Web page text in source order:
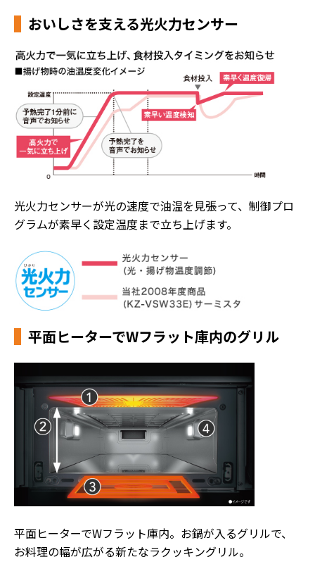
おいしさを支える光火力センサー
光火力センサーが光の速度で油温を見張って、制御プロ
グラムが素早く設定温度まで立ち上げます。
平面ヒーターでWフラット庫内のグリル
平面ヒーターでWフラット庫内。お鍋が入るグリルで、
お料理の幅が広がる新たなラクッキングリル。